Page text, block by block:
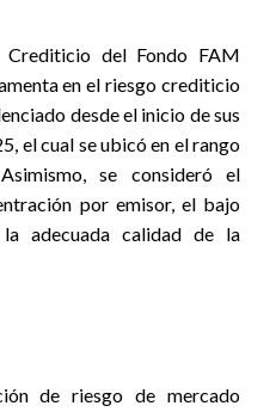
del Fondo FAM
en el riesgo crediticio
desde el inicio de sus
el cual se ubicó en el rango
se consideró el
por emisor, el bajo
adecuada calidad de la
de riesgo de mercado